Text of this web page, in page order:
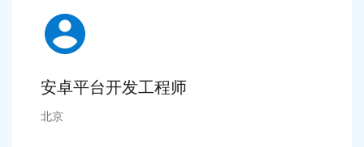
安卓平台开发工程师
北京